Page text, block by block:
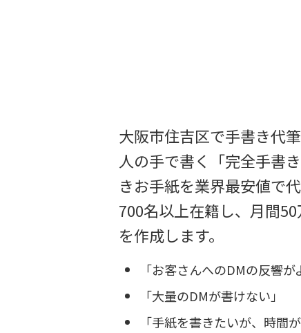
大阪市住吉区で手書き代
人の手で書く「完全手書
きお手紙を業界最安値で
700名以上在籍し、月間
を作成します。
「お客さんへのDMの反響が
「大量のDMが書けない」
「手紙を書きたいが、時間